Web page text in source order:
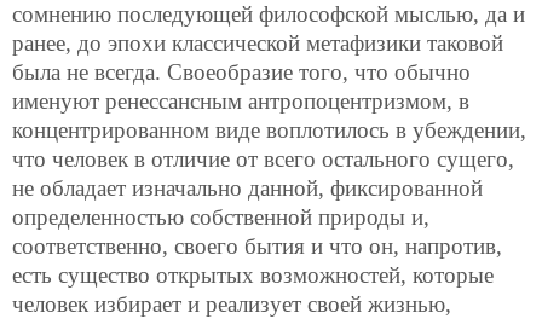
сомнению последующей философской мыслью, да и
ранее, до эпохи классической метафизики таковой
была не всегда. Своеобразие того, что обычно
именуют ренессансным антропоцентризмом, в
концентрированном виде воплотилось в убеждении,
что человек в отличие от всего остального сущего,
не обладает изначально данной, фиксированной
определенностью собственной природы и,
соответственно, своего бытия и что он, напротив,
есть существо открытых возможностей, которые
человек избирает и реализует своей жизнью,